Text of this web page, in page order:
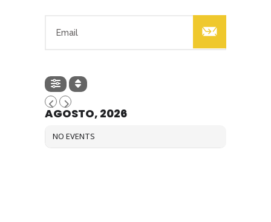

AGOSTO, 2026
NO EVENTS